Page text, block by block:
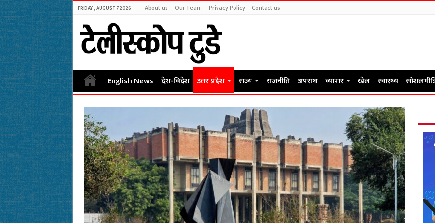
FRIDAY , AUGUST 7 2026 About us Our Team Privacy Policy Contact us
English News देश-विदेश उत्तर प्रदेश राज्य राजनीति अपराध व्यापार खेल स्वास्थ्य